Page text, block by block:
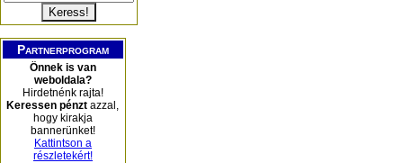
Partnerprogram
Önnek is van
weboldala?
Hirdetnénk rajta!
Keressen pénzt azzal,
hogy kirakja
bannerünket!
Kattintson a
részletekért!